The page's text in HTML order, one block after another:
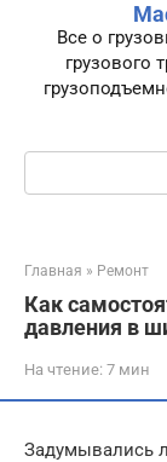
Все о
грузового
Поиск:
Главная » Ремонт
Как
давления в
На чтение: 7 мин
Задумывались